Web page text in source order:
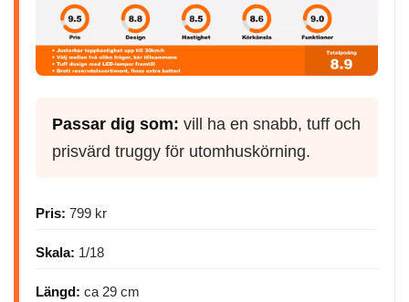
Passar dig som: vill ha en snabb, tuff och
prisvärd truggy för utomhuskörning.
Pris: 799 kr
Skala: 1/18
Längd: ca 29 cm